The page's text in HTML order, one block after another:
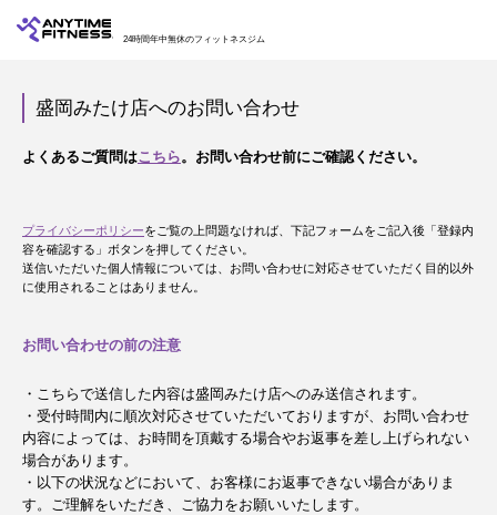
24時間年中無休のフィットネスジム
盛岡みたけ店へのお問い合わせ
よくあるご質問はこちら。お問い合わせ前にご確認ください。
プライバシーポリシーをご覧の上問題なければ、下記フォームをご記入後「登録内
容を確認する」ボタンを押してください。
送信いただいた個人情報については、お問い合わせに対応させていただく目的以外
に使用されることはありません。
お問い合わせの前の注意
・こちらで送信した内容は盛岡みたけ店へのみ送信されます。
・受付時間内に順次対応させていただいておりますが、お問い合わせ
内容によっては、お時間を頂戴する場合やお返事を差し上げられない
場合があります。
・以下の状況などにおいて、お客様にお返事できない場合がありま
す。ご理解をいただき、ご協力をお願いいたします。